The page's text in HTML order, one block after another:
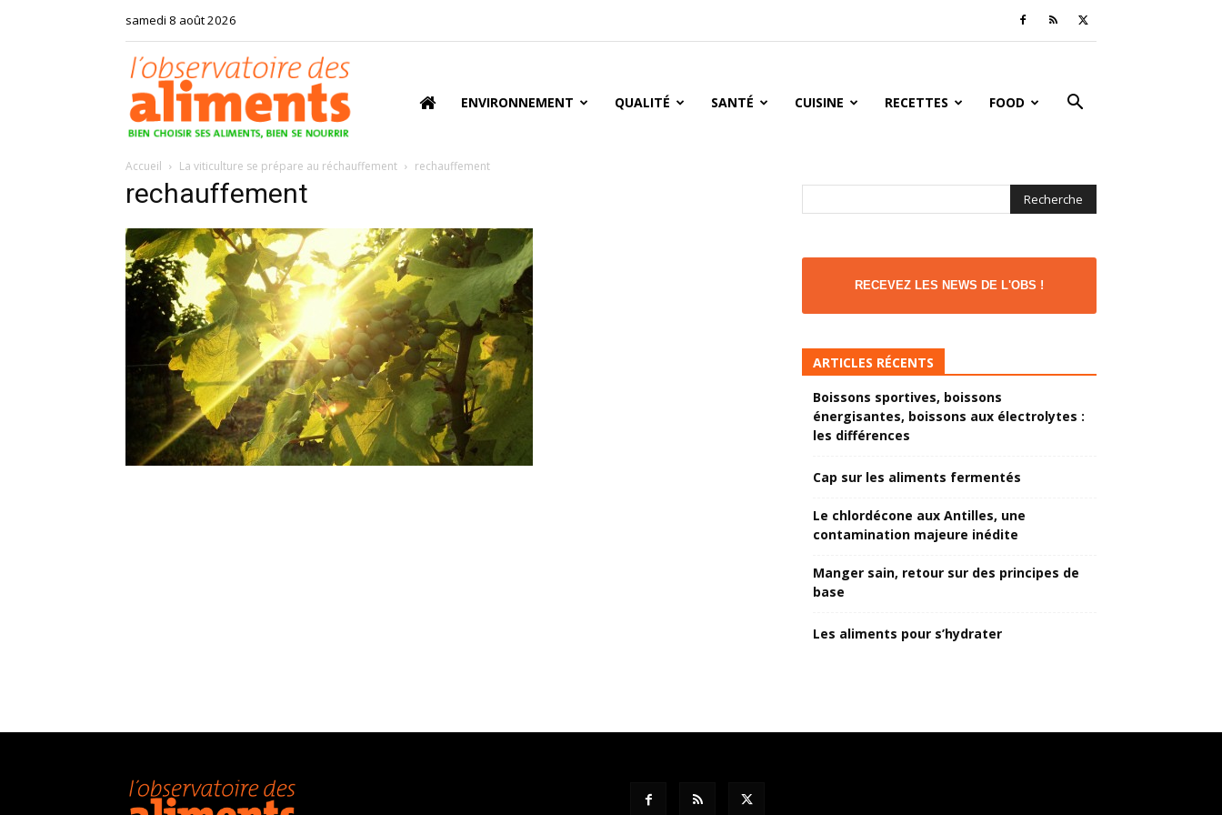
samedi 8 août 2026
aliments
ENVIRONNEMENT QUALITÉ SANTÉ CUISINE RECETTES FOOD
Accueil La viticulture se prépare au réchauffement rechauffement
rechauffement
RECEVEZ LES NEWS DE L'OBS !
ARTICLES RÉCENTS
Boissons sportives, boissons
énergisantes, boissons aux électrolytes :
les différences
Cap sur les aliments fermentés
Le chlordécone aux Antilles, une
contamination majeure inédite
Manger sain, retour sur des principes de
base
Les aliments pour s’hydrater